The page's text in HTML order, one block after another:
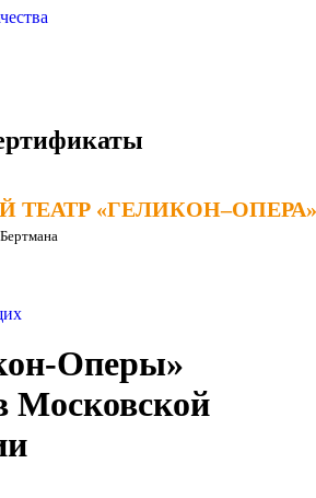
«ГЕЛИКОН–ОПЕРА»
«ГЕЛИКОН–ОПЕРА»
Оперы»
Московской